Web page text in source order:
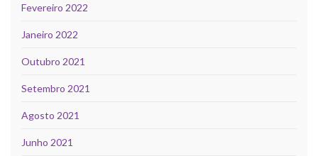
Fevereiro 2022
Janeiro 2022
Outubro 2021
Setembro 2021
Agosto 2021
Junho 2021